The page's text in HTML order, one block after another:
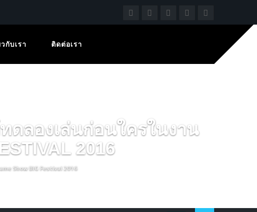
วกับเรา ติดต่อเรา
ดลองเล่นก่อนใครในงาน
2016
Show BIG Festival 2016